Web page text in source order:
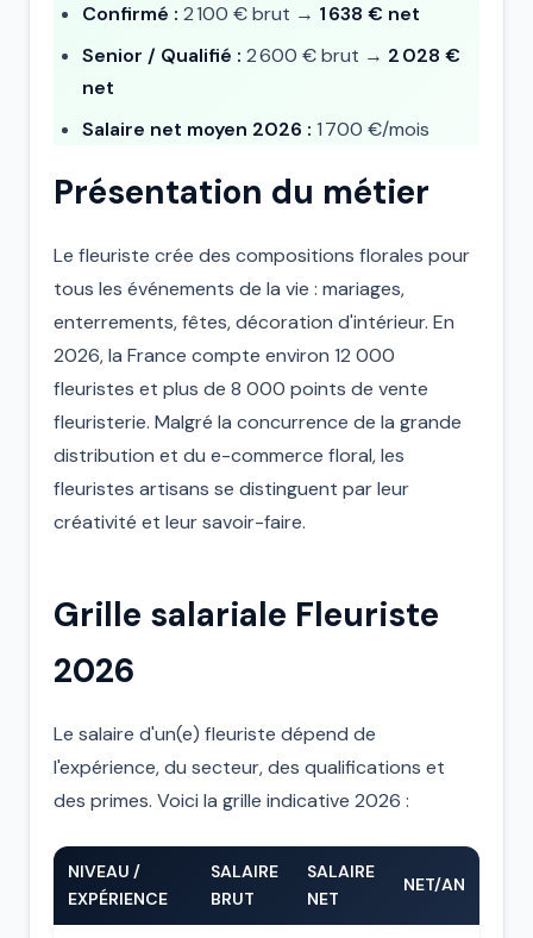
Confirmé : 2 100 € brut → 1 638 € net
Senior / Qualifié : 2 600 € brut → 2 028 €
net
Salaire net moyen 2026 : 1 700 €/mois
Présentation du métier
Le fleuriste crée des compositions florales pour
tous les événements de la vie : mariages,
enterrements, fêtes, décoration d'intérieur. En
2026, la France compte environ 12 000
fleuristes et plus de 8 000 points de vente
fleuristerie. Malgré la concurrence de la grande
distribution et du e-commerce floral, les
fleuristes artisans se distinguent par leur
créativité et leur savoir-faire.
Grille salariale Fleuriste
2026
Le salaire d'un(e) fleuriste dépend de
l'expérience, du secteur, des qualifications et
des primes. Voici la grille indicative 2026 :
NIVEAU /
EXPÉRIENCE
SALAIRE
BRUT
SALAIRE
NET
NET/AN